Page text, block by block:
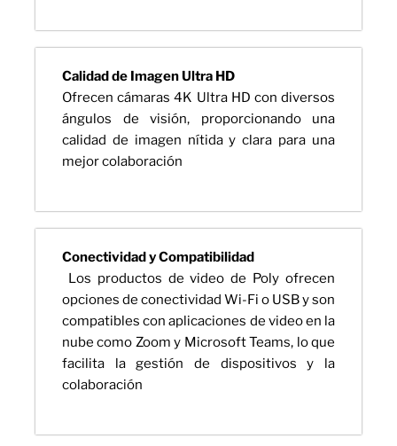
Calidad de Imagen Ultra HD
Ofrecen cámaras 4K Ultra HD con diversos
ángulos de visión, proporcionando una
calidad de imagen nítida y clara para una
mejor colaboración
Conectividad y Compatibilidad
Los productos de video de Poly ofrecen
opciones de conectividad Wi-Fi o USB y son
compatibles con aplicaciones de video en la
nube como Zoom y Microsoft Teams, lo que
facilita la gestión de dispositivos y la
colaboración